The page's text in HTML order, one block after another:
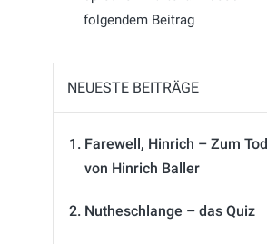
folgendem Beitrag
NEUESTE BEITRÄGE
Farewell, Hinrich – Zum Tod
von Hinrich Baller
Nutheschlange – das Quiz